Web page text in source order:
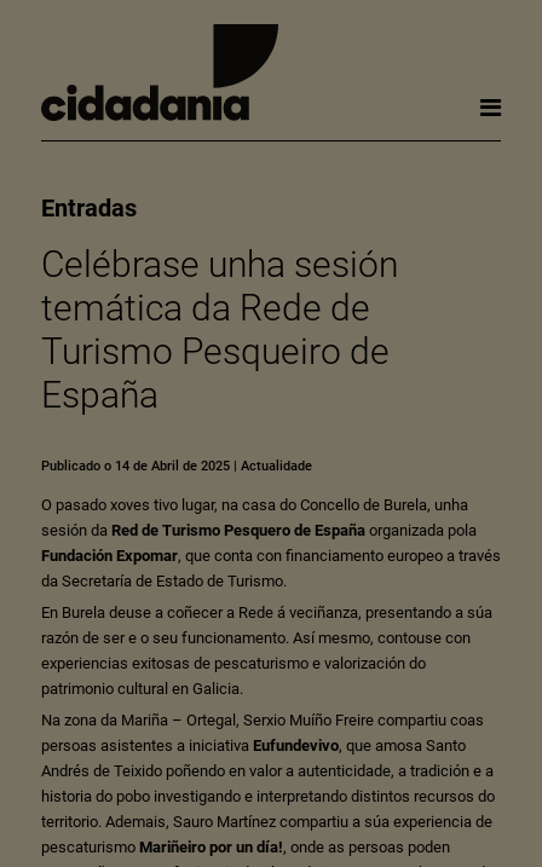
Entradas
Celébrase unha sesión
temática da Rede de
Turismo Pesqueiro de
España
Publicado o 14 de Abril de 2025| Actualidade
O pasado xoves tivo lugar, na casa do Concello de Burela, unha
sesión da Red de Turismo Pesquero de Españaorganizada pola
Fundación Expomar, que conta con financiamento europeo a través
da Secretaría de Estado de Turismo.
En Burela deuse a coñecer a Rede á veciñanza, presentando a súa
razón de ser e o seu funcionamento. Así mesmo, contouse con
experiencias exitosas de pescaturismo e valorización do
patrimonio cultural en Galicia.
Na zona da Mariña – Ortegal, Serxio Muíño Freire compartiu coas
persoas asistentes a iniciativa Eufundevivo, que amosa Santo
Andrés de Teixido poñendo en valor a autenticidade, a tradición e a
historia do pobo investigando e interpretando distintos recursos do
territorio. Ademais, Sauro Martínez compartiu a súa experiencia de
pescaturismo Mariñeiro por un día!, onde as persoas poden